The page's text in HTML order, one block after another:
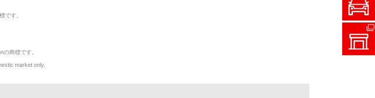
です。
商標です。
market only.